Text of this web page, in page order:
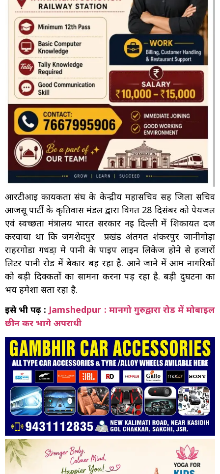
आरटीआई कार्यकर्ता संघ के केन्द्रीय महासचिव सह जिला सचिव
आजसू पार्टी के कृतिवास मंडल द्वारा विगत 28 दिसंबर को पेयजल
एवं स्वच्छता मंत्रालय भारत सरकार नई दिल्ली में शिकायत दर्ज
करवाया था कि जमशेदपुर प्रखंड अंतर्गत शंकरपुर जानीगोड़ा
राहरगोडा गधडा़ मे पानी के पाइप लाइन लिकेज होने से हजारों
लिटर पानी रोड में बेकार बह रहा है. आने जाने में आम नागरिकों
को बड़ी दिक्कतों का सामना करना पड़ रहा है. बड़ी दुर्घटना का
भय हमेशा सता रहा है.
इसे भी पढ़ें : Jamshedpur : मानगो गुरुद्वारा रोड में मोबाइल
छीन कर भागे अपराधी